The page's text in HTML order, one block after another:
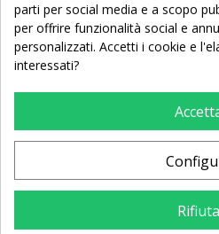
Materasso da ginnastica
parti per social media e a scopo
per offrire funzionalità social e
personalizzati. Accetti i cookie e
interessati?
Rifiuta